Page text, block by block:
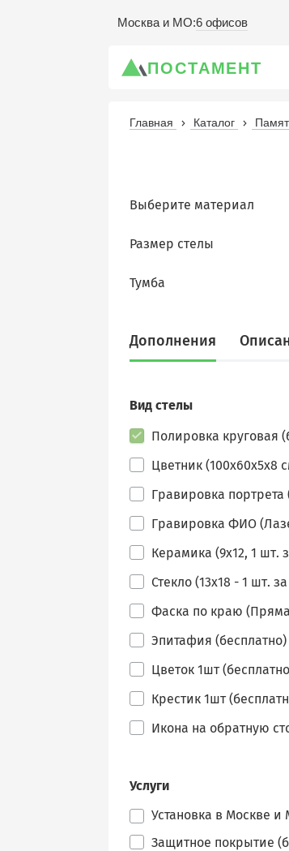
Москва и МО:6 офисов
ПОСТАМЕНТ
Главная Каталог
Выберите материал
Размер стелы
Тумба
Дополнения
Вид стелы
Полировка круговая
Цветник (100х60х5х8
Гравировка
Гравировка ФИО
Керамика (9х12, 1 шт.
Стекло (13х18 - 1 шт.
Фаска по краю
Эпитафия (бесплатно)
Цветок 1шт
Крестик 1шт
Икона на обратную
Услуги
Установка в Москве и
Защитное покрытие